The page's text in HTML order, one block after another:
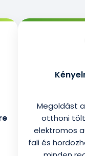
Megoldást
otthoni
elektromos
fali és